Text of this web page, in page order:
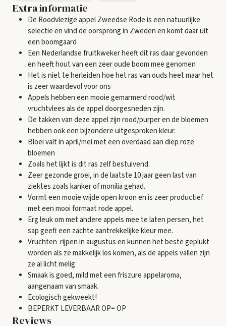
Extra informatie
De Roodvlezige appel Zweedse Rode is een natuurlijke
selectie en vind de oorsprong in Zweden en komt daar uit
een boomgaard
Een Nederlandse fruitkweker heeft dit ras daar gevonden
en heeft hout van een zeer oude boom mee genomen
Het is niet te herleiden hoe het ras van ouds heet maar het
is zeer waardevol voor ons
Appels hebben een mooie gemarmerd rood/wit
vruchtvlees als de appel doorgesneden zijn.
De takken van deze appel zijn rood/purper en de bloemen
hebben ook een bijzondere uitgesproken kleur.
Bloei valt in april/mei met een overdaad aan diep roze
bloemen
Zoals het lijkt is dit ras zelf bestuivend.
Zeer gezonde groei, in de laatste 10 jaar geen last van
ziektes zoals kanker of monilia gehad.
Vormt een mooie wijde open kroon en is zeer productief
met een mooi formaat rode appel.
Erg leuk om met andere appels mee te laten persen, het
sap geeft een zachte aantrekkelijke kleur mee.
Vruchten rijpen in augustus en kunnen het beste geplukt
worden als ze makkelijk los komen, als de appels vallen zijn
ze al licht melig
Smaak is goed, mild met een friszure appelaroma,
aangenaam van smaak.
Ecologisch gekweekt!
BEPERKT LEVERBAAR OP= OP
Reviews